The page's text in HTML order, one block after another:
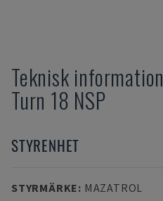
Teknisk information
Turn 18 NSP
STYRENHET
STYRMÄRKE: MAZATROL